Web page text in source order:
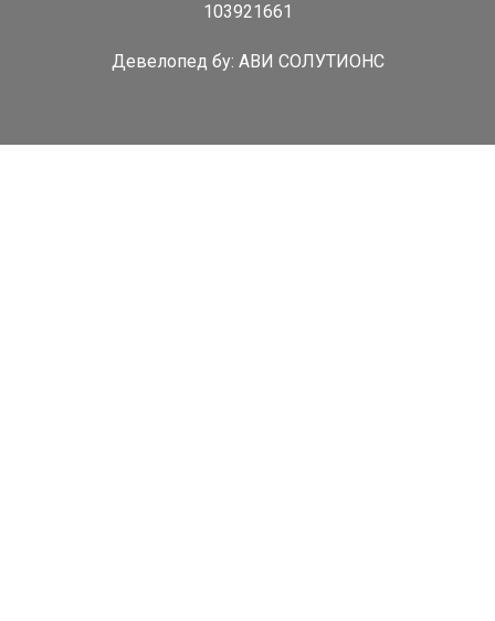
103921661
Девелопед бy: АВИ СОЛУТИОНС